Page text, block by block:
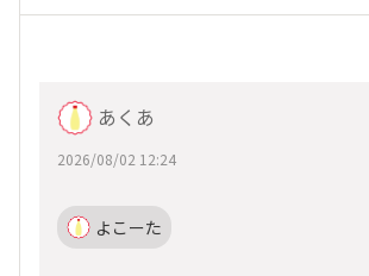
あくあ
2026/08/02 12:24
よこーた